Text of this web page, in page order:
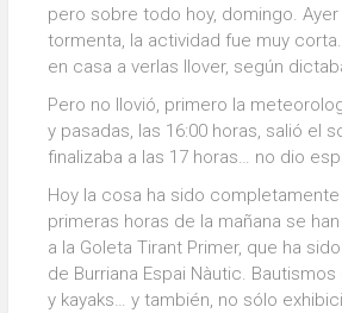
pero sobre todo hoy, domingo.
tormenta, la actividad fue muy
en casa a verlas llover, según
Pero no llovió, primero la
y pasadas, las 16:00 horas, salió el
finalizaba a las 17 horas… no dio
Hoy la cosa ha sido
primeras horas de la mañana se
a la Goleta Tirant Primer, que ha
de Burriana Espai Nàutic.
y kayaks… y también, no sólo